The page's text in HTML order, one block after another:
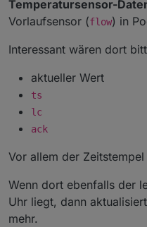
Temperatursensor-
Vorlaufsensor (flow) in
Interessant wären dort
aktueller Wert
ts
lc
ack
Vor allem der
Wenn dort ebenfalls der
Uhr liegt, dann
mehr.